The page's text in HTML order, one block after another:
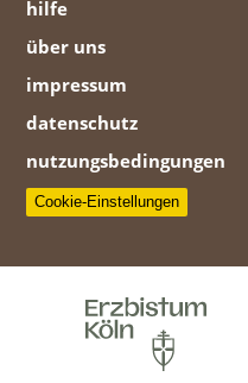
hilfe
über uns
impressum
datenschutz
nutzungsbedingungen
Cookie-Einstellungen